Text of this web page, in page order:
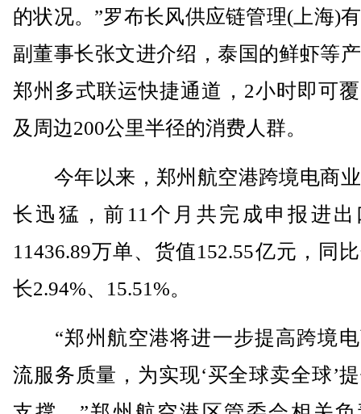
的状况。”罗布长风供应链管理(上海)
副董事长张文进介绍，泰国的鲜虾等
郑州多式联运快捷通道，2小时即可
及周边200公里半径的消费人群。
今年以来，郑州航空港跨境电商
长迅猛，前11个月共完成申报进出
11436.89万单、货值152.55亿元，同
长2.94%、15.51%。
“郑州航空港将进一步提高跨境电
流服务质量，为实现‘买全球卖全球’